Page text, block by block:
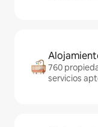
760
servicios